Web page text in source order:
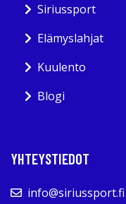
Siriussport
Elämyslahjat
Kuulento
Blogi
YHTEYSTIEDOT
info@siriussport.fi